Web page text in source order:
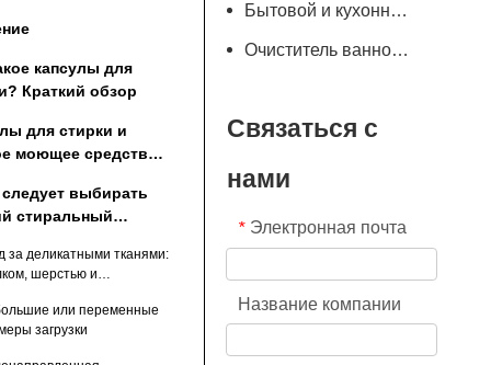
капсулы для
Краткий обзор
для стирки и
моющее средство:
следует выбирать
стиральный
за деликатными тканями:
шерстью и
или переменные
загрузки
Бытовой и кухонный очиститель
Очиститель ванной комнаты
Связаться с
нами
* Электронная почта
Название компании